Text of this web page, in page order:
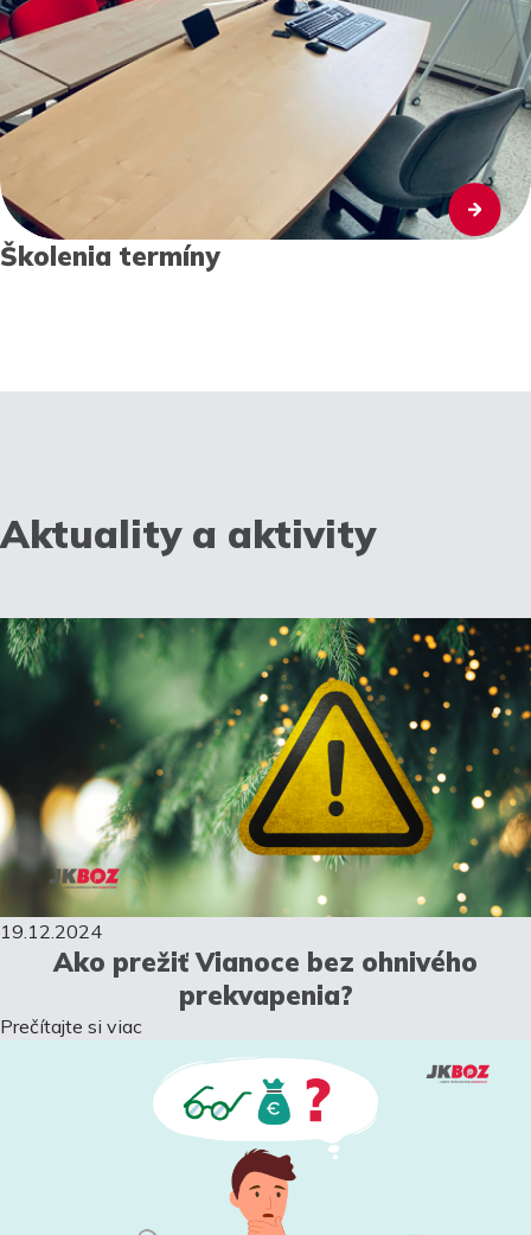
Školenia termíny
Aktuality a aktivity
19.12.2024
Ako prežiť Vianoce bez ohnivého
prekvapenia?
Prečítajte si viac